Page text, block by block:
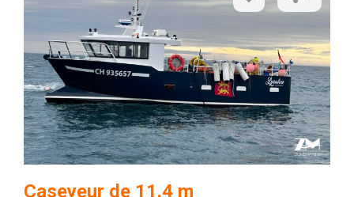
Caseyeur de 11.4 m